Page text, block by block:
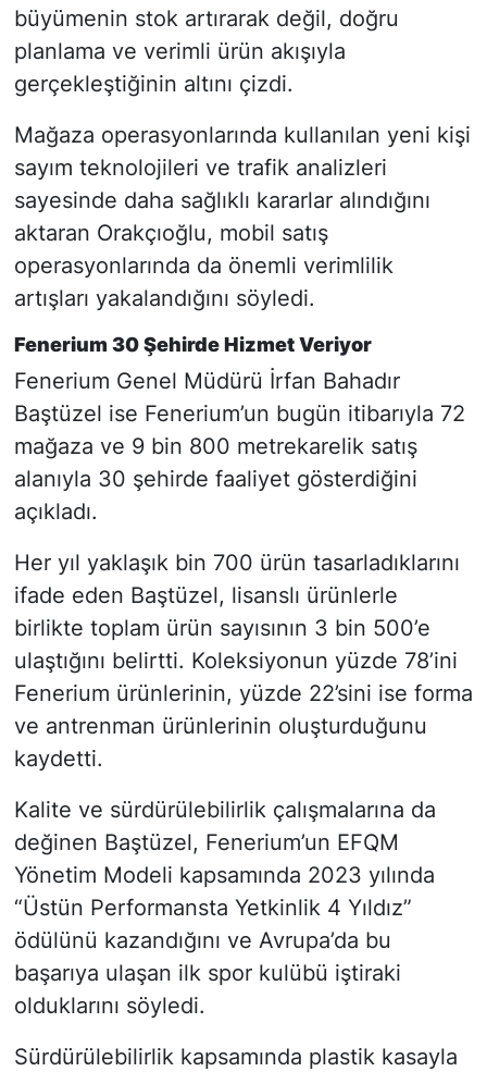
büyümenin stok artırarak değil, doğru
planlama ve verimli ürün akışıyla
gerçekleştiğinin altını çizdi.
Mağaza operasyonlarında kullanılan yeni kişi
sayım teknolojileri ve trafik analizleri
sayesinde daha sağlıklı kararlar alındığını
aktaran Orakçıoğlu, mobil satış
operasyonlarında da önemli verimlilik
artışları yakalandığını söyledi.
Fenerium 30 Şehirde Hizmet Veriyor
Fenerium Genel Müdürü İrfan Bahadır
Baştüzel ise Fenerium’un bugün itibarıyla 72
mağaza ve 9 bin 800 metrekarelik satış
alanıyla 30 şehirde faaliyet gösterdiğini
açıkladı.
Her yıl yaklaşık bin 700 ürün tasarladıklarını
ifade eden Baştüzel, lisanslı ürünlerle
birlikte toplam ürün sayısının 3 bin 500’e
ulaştığını belirtti. Koleksiyonun yüzde 78’ini
Fenerium ürünlerinin, yüzde 22’sini ise forma
ve antrenman ürünlerinin oluşturduğunu
kaydetti.
Kalite ve sürdürülebilirlik çalışmalarına da
değinen Baştüzel, Fenerium’un EFQM
Yönetim Modeli kapsamında 2023 yılında
“Üstün Performansta Yetkinlik 4 Yıldız”
ödülünü kazandığını ve Avrupa’da bu
başarıya ulaşan ilk spor kulübü iştiraki
olduklarını söyledi.
Sürdürülebilirlik kapsamında plastik kasayla